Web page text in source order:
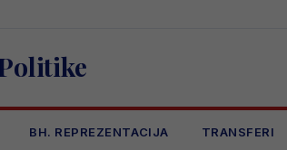
BH. REPREZENTACIJA TRANSFERI